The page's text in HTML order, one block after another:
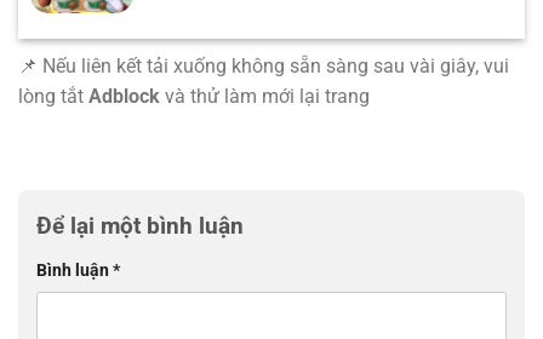
📌 Nếu liên kết tải xuống không sẵn sàng sau vài giây, vui
lòng tắt Adblock và thử làm mới lại trang
Để lại một bình luận
Bình luận*